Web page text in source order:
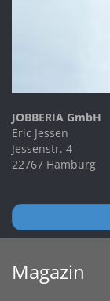
JOBBERIA GmbH
Eric Jessen
Jessenstr. 4
22767 Hamburg
Magazin